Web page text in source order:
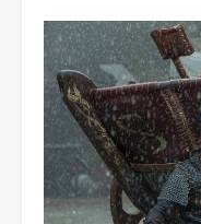
Fox
Premium
trae
en
exclusiva
en
América
Latina
los
nuevos
episodios
de
Vikings